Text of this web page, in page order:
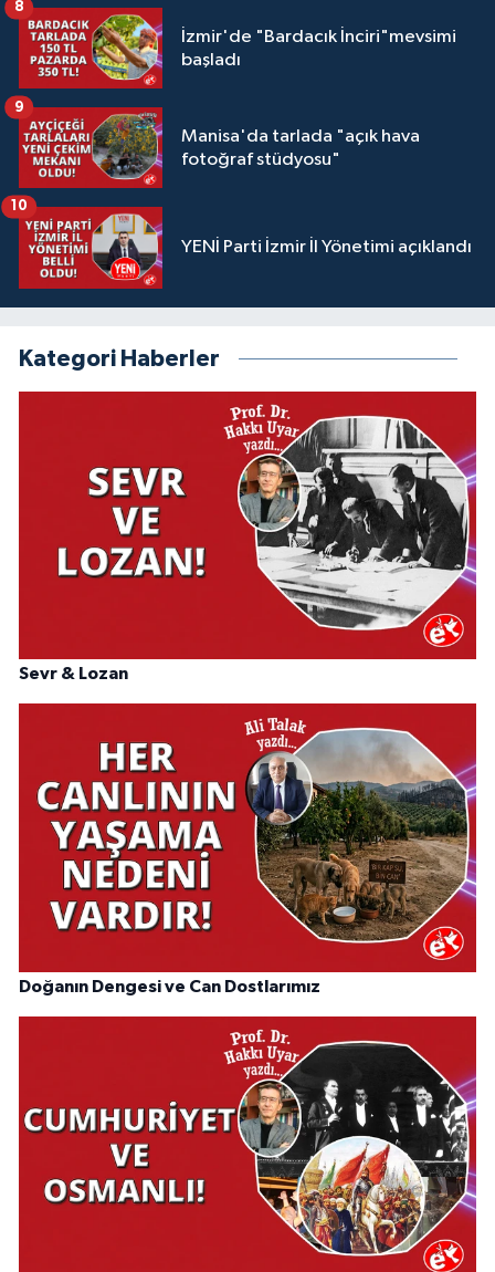
İzmir'de "Bardacık İnciri"mevsimi
başladı
8
Manisa'da tarlada "açık hava
fotoğraf stüdyosu"
9
YENİ Parti İzmir İl Yönetimi açıklandı
10
Kategori Haberler
Sevr & Lozan
Doğanın Dengesi ve Can Dostlarımız